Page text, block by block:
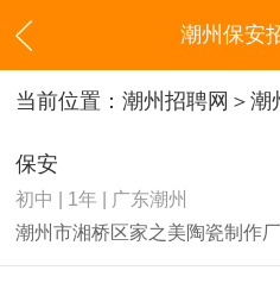
潮州保安
当前位置： 潮州招聘网 ＞潮
保安
初中 | 1年 | 广东潮州
潮州市湘桥区家之美陶瓷制作厂